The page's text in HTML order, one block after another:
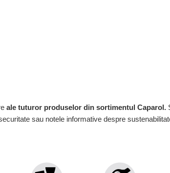
ale tuturor produselor din sortimentul Caparol.
sau notele informative despre